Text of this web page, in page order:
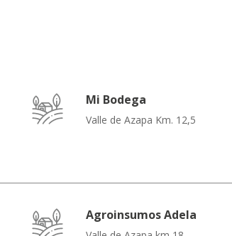
Mi Bodega
Valle de Azapa Km. 12,5
Agroinsumos Adela